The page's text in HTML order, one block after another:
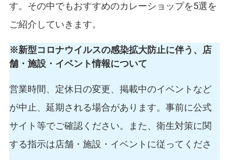
す。その中でもおすすめのカレーショップを5選を
ご紹介していきます。
※新型コロナウイルスの感染拡大防止に伴う、店
舗・施設・イベント情報について
営業時間、定休日の変更、掲載中のイベントなど
が中止、延期される場合があります。事前に公式
サイト等でご確認ください。また、衛生対策に関
する指示は店舗・施設・イベントに従ってくださ